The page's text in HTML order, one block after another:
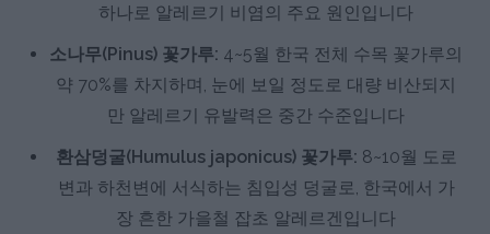
하나로 알레르기 비염의 주요 원인입니다
소나무(Pinus) 꽃가루: 4~5월 한국 전체 수목 꽃가루의
약 70%를 차지하며, 눈에 보일 정도로 대량 비산되지
만 알레르기 유발력은 중간 수준입니다
환삼덩굴(Humulus japonicus) 꽃가루: 8~10월 도로
변과 하천변에 서식하는 침입성 덩굴로, 한국에서 가
장 흔한 가을철 잡초 알레르겐입니다